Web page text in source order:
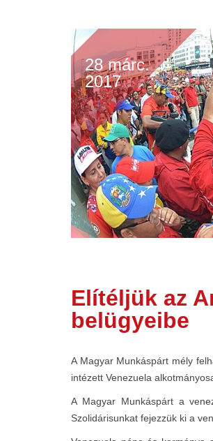
28 márc.
2017
Elítéljük az
belügyeibe
A Magyar Munkáspárt mély
intézett Venezuela
A Magyar Munkáspárt a
Szolidárisunkat fejezzük ki a